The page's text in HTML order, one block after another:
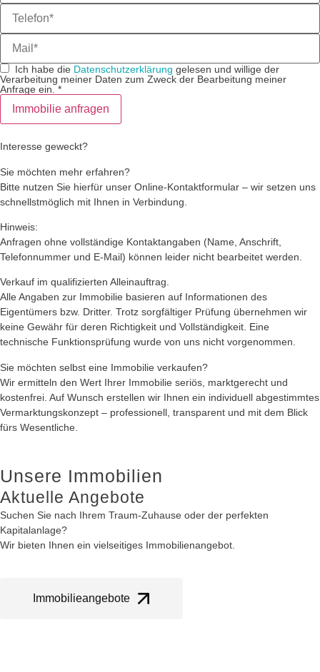
Ich habe die Datenschutzerklärung gelesen und willige der
Verarbeitung meiner Daten zum Zweck der Bearbeitung meiner
Anfrage ein. *
Immobilie anfragen
Interesse geweckt?
Sie möchten mehr erfahren?
Bitte nutzen Sie hierfür unser Online-Kontaktformular – wir setzen uns
schnellstmöglich mit Ihnen in Verbindung.
Hinweis:
Anfragen ohne vollständige Kontaktangaben (Name, Anschrift,
Telefonnummer und E-Mail) können leider nicht bearbeitet werden.
Verkauf im qualifizierten Alleinauftrag.
Alle Angaben zur Immobilie basieren auf Informationen des
Eigentümers bzw. Dritter. Trotz sorgfältiger Prüfung übernehmen wir
keine Gewähr für deren Richtigkeit und Vollständigkeit. Eine
technische Funktionsprüfung wurde von uns nicht vorgenommen.
Sie möchten selbst eine Immobilie verkaufen?
Wir ermitteln den Wert Ihrer Immobilie seriös, marktgerecht und
kostenfrei. Auf Wunsch erstellen wir Ihnen ein individuell abgestimmtes
Vermarktungskonzept – professionell, transparent und mit dem Blick
fürs Wesentliche.
Unsere Immobilien
Aktuelle Angebote
Suchen Sie nach Ihrem Traum-Zuhause oder der perfekten
Kapitalanlage?
Wir bieten Ihnen ein vielseitiges Immobilienangebot.
Immobilieangebote